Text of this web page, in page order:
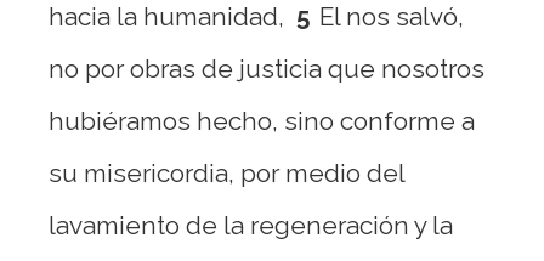
hacia la humanidad, 5 El nos salvó,
no por obras de justicia que nosotros
hubiéramos hecho, sino conforme a
su misericordia, por medio del
lavamiento de la regeneración y la